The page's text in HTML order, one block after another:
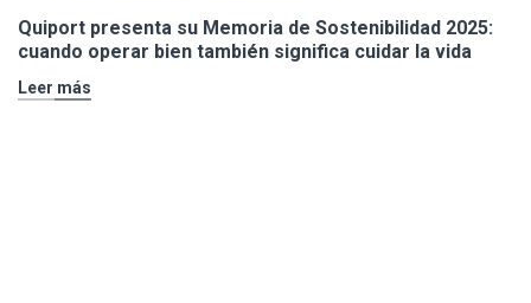
Quiport presenta su Memoria de Sostenibilidad 2025:
cuando operar bien también significa cuidar la vida
Leer más